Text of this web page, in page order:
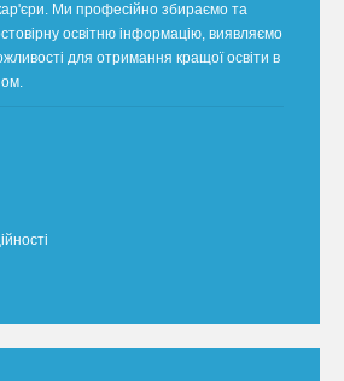
Ми професійно збираємо та
освітню інформацію, виявляємо
для отримання кращої освіти в